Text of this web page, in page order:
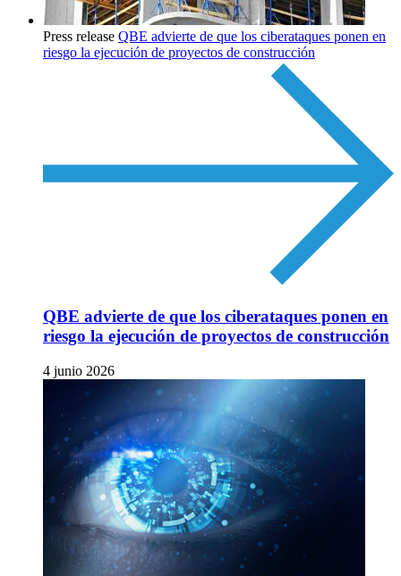
Press release QBE advierte de que los ciberataques ponen en
riesgo la ejecución de proyectos de construcción
QBE advierte de que los ciberataques ponen en
riesgo la ejecución de proyectos de construcción
4 junio 2026